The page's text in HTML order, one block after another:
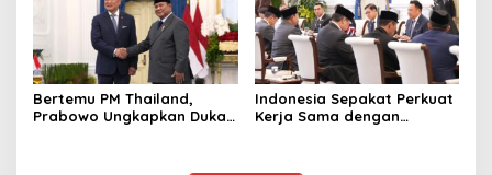
Bertemu PM Thailand,
Prabowo Ungkapkan Duka
Indonesia Sepakat Perkuat
Kerja Sama dengan